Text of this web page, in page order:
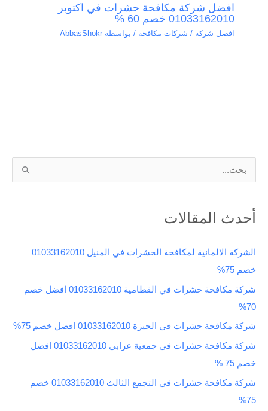
افضل شركة مكافحة حشرات في اكتوبر
01033162010 خصم 60 %
افضل شركة / شركات مكافحة / بواسطة AbbasShokr
ب
ح
:
أحدث المقالات
الشركة الالمانية لمكافحة الحشرات في المنيل 01033162010
خصم 75%
شركة مكافحة حشرات في القطامية 01033162010 افضل خصم
70%
شركة مكافحة حشرات في الجيزة 01033162010 افضل خصم 75%
شركة مكافحة حشرات في جمعية عرابي 01033162010 افضل
خصم 75 %
شركة مكافحة حشرات في التجمع الثالث 01033162010 خصم
75%